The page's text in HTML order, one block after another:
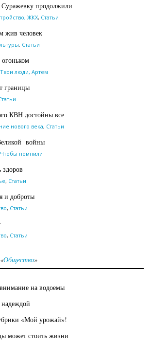
Суражевку продолжили
ЖКХ, Статьи
жив человек
, Статьи
Твои люди, Артем
границы
КВН достойны все
нового века, Статьи
войны
Чтобы помнили
, Статьи
и доброты
, Статьи
, Статьи
Общество»
на водоемы
«Мой урожай»!
может стоить жизни